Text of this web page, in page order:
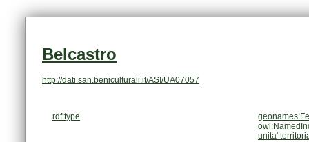
Belcastro
http://dati.san.beniculturali.it/ASI/UA07057
rdf:type
unita'